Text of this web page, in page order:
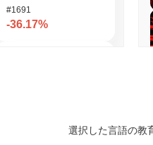
#1691
-36.17%
選択した言語の教